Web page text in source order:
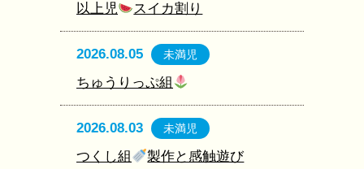
以上児 スイカ割り
2026.08.05 未満児
ちゅうりっぷ組
2026.08.03 未満児
つくし組 製作と感触遊び